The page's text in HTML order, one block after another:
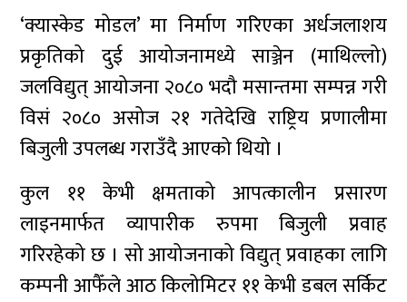
‘क्यास्केड मोडल’ मा निर्माण गरिएका अर्धजलाशय
प्रकृतिको दुई आयोजनामध्ये साञ्जेन (माथिल्लो)
जलविद्युत् आयोजना २०८० भदौ मसान्तमा सम्पन्न गरी
विसं २०८० असोज २१ गतेदेखि राष्ट्रिय प्रणालीमा
बिजुली उपलब्ध गराउँदै आएको थियो ।
कुल ११ केभी क्षमताको आपत्कालीन प्रसारण
लाइनमार्फत व्यापारीक रुपमा बिजुली प्रवाह
गरिरहेको छ । सो आयोजनाको विद्युत् प्रवाहका लागि
कम्पनी आफैँले आठ किलोमिटर ११ केभी डबल सर्किट